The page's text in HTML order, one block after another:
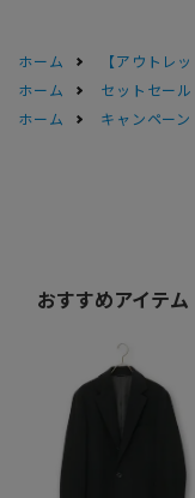
ホーム 【アウトレ
ホーム
セットセール
ホーム
キャンペーン